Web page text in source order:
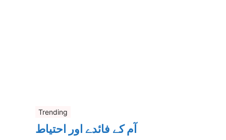
Trending
آم کے فائدے اور احتیاط